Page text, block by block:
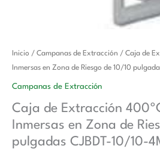
Inicio / Campanas de Extracción / Caja de
Inmersas en Zona de Riesgo de 10/10
Campanas de Extracción
Caja de Extracción
Inmersas en Zona de
pulgadas CJBDT-10/10-
El
precio
original
3.381,00 €.
El
Caja
de
Extracción
/
horas